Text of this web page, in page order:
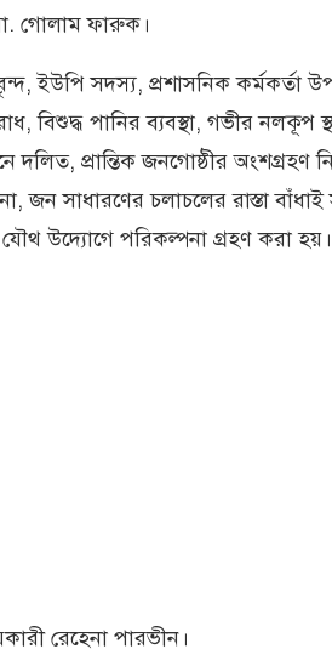
গোলাম ফারুক।
ইউপি সদস্য, প্রশাসনিক কর্মকর্তা
বিশুদ্ধ পানির ব্যবস্থা, গভীর নলকূপ
দলিত, প্রান্তিক জনগোষ্ঠীর অংশগ্রহণ
জন সাধারণের চলাচলের রাস্তা
উদ্যোগে পরিকল্পনা গ্রহণ করা হয়।
রেহেনা পারভীন।